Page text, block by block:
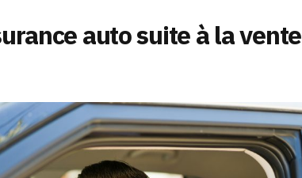
auto suite à la vente